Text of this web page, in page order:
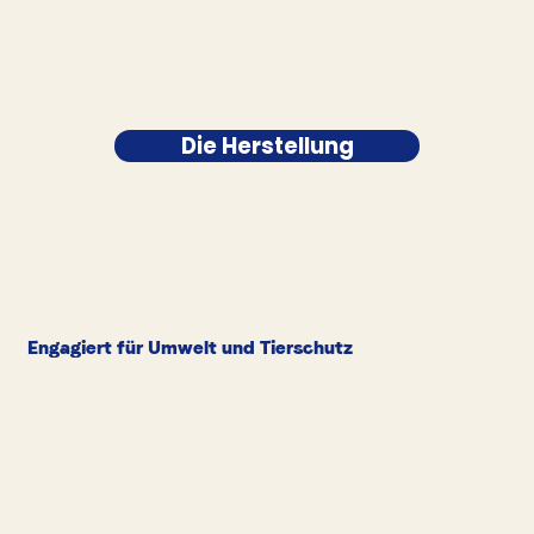
Die Herstellung
Engagiert für Umwelt und Tierschutz